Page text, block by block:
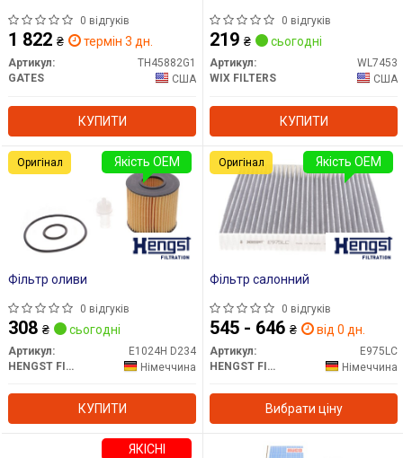
0 відгуків
1 822 ₴ термін 3 дн.
Артикул:
TH45882G1
GATES
США
КУПИТИ
0 відгуків
219 ₴ сьогодні
Артикул:
WL7453
WIX FILTERS
США
КУПИТИ
Фільтр оливи
0 відгуків
308 ₴ сьогодні
Артикул:
E1024H D234
HENGST FILTER
Німеччина
КУПИТИ
Якість OEM
Оригінал
Фільтр салонний
0 відгуків
545 - 646 ₴ від 0 дн.
Артикул:
E975LC
HENGST FILTER
Німеччина
Вибрати ціну
Якість OEM
Оригінал
ЯКІСНІ